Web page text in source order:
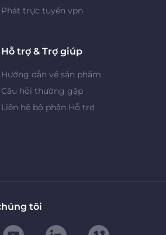
Phát trực tuyến vpn
Hỗ trợ & Trợ giúp
Hướng dẫn về sản phẩm
Câu hỏi thường gặp
Liên hệ bộ phận Hỗ trợ
tôi